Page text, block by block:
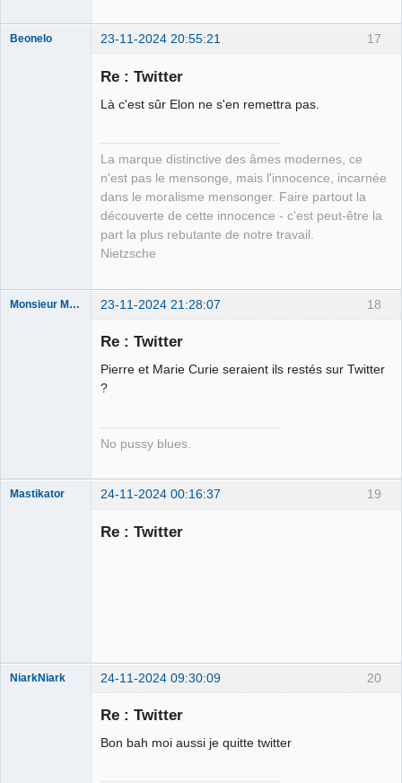
17
Beonelo 23-11-2024 20:55:21
Re : Twitter
Là c'est sûr Elon ne s'en remettra pas.
La marque distinctive des âmes modernes, ce
n'est pas le mensonge, mais l'innocence, incarnée
dans le moralisme mensonger. Faire partout la
découverte de cette innocence - c'est peut-être la
part la plus rebutante de notre travail.
Nietzsche
18
Monsieur Maurice 23-11-2024 21:28:07
Re : Twitter
Pierre et Marie Curie seraient ils restés sur Twitter
?
No pussy blues.
19
Mastikator 24-11-2024 00:16:37
Re : Twitter
20
NiarkNiark 24-11-2024 09:30:09
Re : Twitter
Bon bah moi aussi je quitte twitter